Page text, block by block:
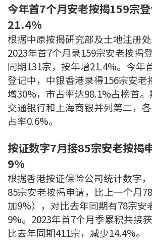
本网页所提供资料仅作参考用途。
若因错漏而引致任何不便或损失，中原按揭概不负责
本网站采用无障碍网页设计，如有任何问题，可查询
2889 2886 / cmb@mail.centanet.com
中原地产 | 网上搵楼 |
中原工商铺
© 2026 中原按揭经纪有限公司 Centaline Mortgage
条款及细则
| 私隐政策声明
今年首7个月安老按揭159宗
21.4%
根据中原按揭研究部及土地注册处
2023年首7个月录159宗安老按揭
同期131宗，按年增21.4%。今年
登记中，中银香港录得156宗安老
增30%，市占率达98.1%占榜首。
交通银行和上海商银并列第二，
占率0.6%。
按证数字7月接85宗安老按揭
9%
根据香港按证保险公司统计数字
85宗安老按揭申请，比上一个月
加9%），对比去年同期有78宗安
9%。2023年首7个月季累积共接
比去年同期411宗，减少14.4%。